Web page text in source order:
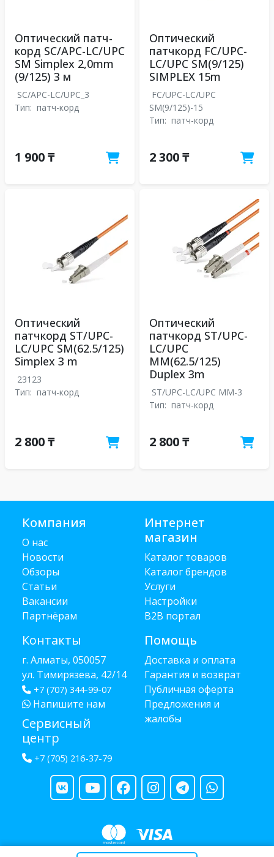
Оптический патч-
корд SC/APC-LC/UPC
SM Simplex 2,0mm
(9/125) 3 м
SC/APC-LC/UPC_3
Тип: патч-корд
1 900 ₸
Оптический
патчкорд FC/UPC-
LC/UPC SM(9/125)
SIMPLEX 15m
FC/UPC-LC/UPC
SM(9/125)-15
Тип: патч-корд
2 300 ₸
Оптический
патчкорд ST/UPC-
LC/UPC SM(62.5/125)
Simplex 3 m
23123
Тип: патч-корд
2 800 ₸
Оптический
патчкорд ST/UPC-
LC/UPC
MM(62.5/125)
Duplex 3m
ST/UPC-LC/UPC MM-3
Тип: патч-корд
2 800 ₸
Компания
О нас
Новости
Обзоры
Статьи
Вакансии
Партнёрам
Контакты
г. Алматы, 050057
ул. Тимирязева, 42/14
+7 (707) 344-99-07
Напишите нам
Сервисный
центр
+7 (705) 216-37-79
Интернет
магазин
Каталог товаров
Каталог брендов
Услуги
Настройки
B2B портал
Помощь
Доставка и оплата
Гарантия и возврат
Публичная оферта
Предложения и
жалобы